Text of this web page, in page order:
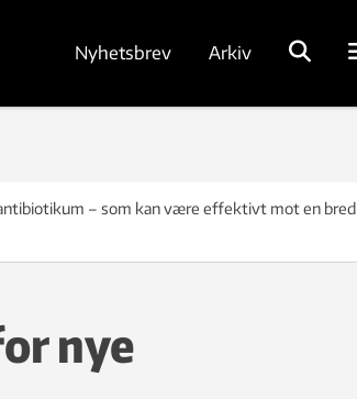
Nyhetsbrev Arkiv
– som kan være effektivt mot en bred
nye